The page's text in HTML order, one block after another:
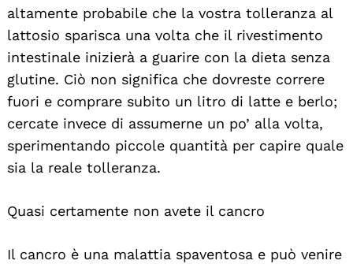
altamente probabile che la vostra tolleranza al
lattosio sparisca una volta che il rivestimento
intestinale inizierà a guarire con la dieta senza
glutine. Ciò non significa che dovreste correre
fuori e comprare subito un litro di latte e berlo;
cercate invece di assumerne un po’ alla volta,
sperimentando piccole quantità per capire quale
sia la reale tolleranza.
Quasi certamente non avete il cancro
Il cancro è una malattia spaventosa e può venire